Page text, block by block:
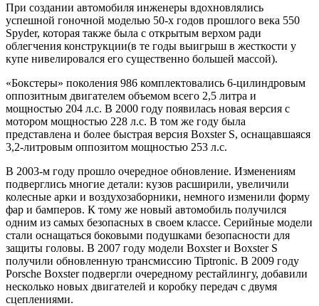
При создании автомобиля инженеры вдохновлялись
успешной гоночной моделью 50-х годов прошлого века 550
Spyder, которая также была с открытым верхом ради
облегчения конструкции(в те годы выигрыш в жесткости у
купе нивелировался его существенно большей массой).
«Бокстеры» поколения 986 комплектовались 6-цилиндровым
оппозитным двигателем объемом всего 2,5 литра и
мощностью 204 л.с. В 2000 году появилась новая версия с
мотором мощностью 228 л.с. В том же году была
представлена и более быстрая версия Boxster S, оснащавшаяся
3,2-литровым оппозитом мощностью 253 л.с.
В 2003-м году прошло очередное обновление. Изменениям
подверглись многие детали: кузов расширили, увеличили
колесные арки и воздухозаборники, немного изменили форму
фар и бамперов. К тому же новый автомобиль получился
одним из самых безопасных в своем классе. Серийные модели
стали оснащаться боковыми подушками безопасности для
защиты головы. В 2007 году модели Boxster и Boxster S
получили обновленную трансмиссию Tiptronic. В 2009 году
Porsche Boxster подвергли очередному рестайлингу, добавили
несколько новых двигателей и коробку передач с двумя
сцеплениями.